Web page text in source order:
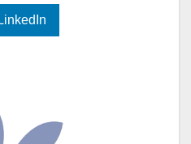
LinkedIn